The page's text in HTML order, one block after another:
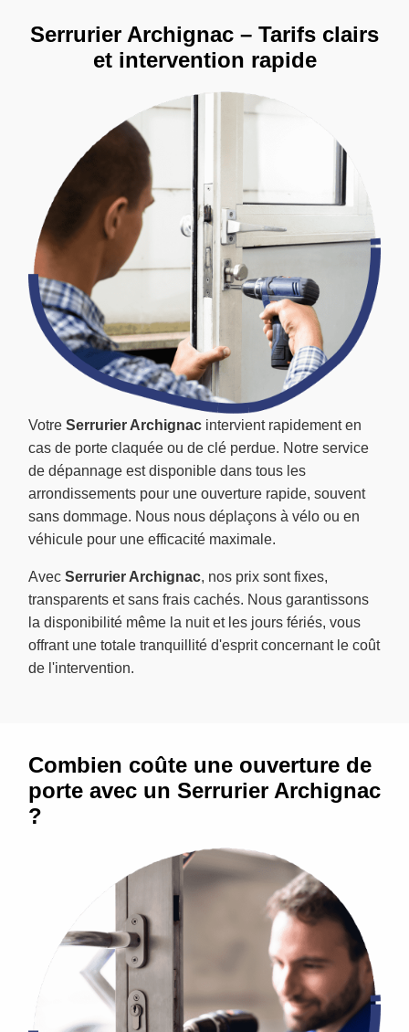
Votre Serrurier Archignac intervient rapidement en
cas de porte claquée ou de clé perdue. Notre service
de dépannage est disponible dans tous les
arrondissements pour une ouverture rapide, souvent
sans dommage. Nous nous déplaçons à vélo ou en
véhicule pour une efficacité maximale.
Avec Serrurier Archignac, nos prix sont fixes,
transparents et sans frais cachés. Nous garantissons
la disponibilité même la nuit et les jours fériés, vous
offrant une totale tranquillité d'esprit concernant le coût
de l'intervention.
Serrurier Archignac – Tarifs clairs
et intervention rapide
Combien coûte une ouverture de
porte avec un Serrurier Archignac
?